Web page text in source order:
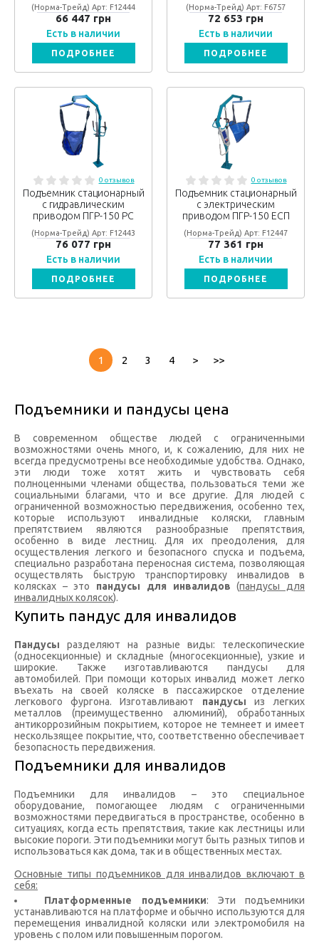
(Норма-Трейд) Арт: F12444
66 447 грн
Есть в наличии
ПОДРОБНЕЕ
(Норма-Трейд) Арт: F6757
72 653 грн
Есть в наличии
ПОДРОБНЕЕ
0 отзывов
Подъемник стационарный
с гидравлическим
приводом ПГР-150 РС
(Норма-Трейд) Арт: F12443
76 077 грн
Есть в наличии
ПОДРОБНЕЕ
0 отзывов
Подъемник стационарный
с электрическим
приводом ПГР-150 ЕСП
(Норма-Трейд) Арт: F12447
77 361 грн
Есть в наличии
ПОДРОБНЕЕ
1 2 3 4 > >>
Подъемники и пандусы цена
В современном обществе людей с ограниченными
возможностями очень много, и, к сожалению, для них не
всегда предусмотрены все необходимые удобства. Однако,
эти люди тоже хотят жить и чувствовать себя
полноценными членами общества, пользоваться теми же
социальными благами, что и все другие. Для людей с
ограниченной возможностью передвижения, особенно тех,
которые используют инвалидные коляски, главным
препятствием являются разнообразные препятствия,
особенно в виде лестниц. Для их преодоления, для
осуществления легкого и безопасного спуска и подъема,
специально разработана переносная система, позволяющая
осуществлять быструю транспортировку инвалидов в
колясках – это пандусы для инвалидов (пандусы для
инвалидных колясок).
Купить пандус для инвалидов
Пандусы разделяют на разные виды: телескопические
(односекционные) и складные (многосекционные), узкие и
широкие. Также изготавливаются пандусы для
автомобилей. При помощи которых инвалид может легко
въехать на своей коляске в пассажирское отделение
легкового фургона. Изготавливают пандусы из легких
металлов (преимущественно алюминий), обработанных
антикоррозийным покрытием, которое не темнеет и имеет
нескользящее покрытие, что, соответственно обеспечивает
безопасность передвижения.
Подъемники для инвалидов
Подъемники для инвалидов – это специальное
оборудование, помогающее людям с ограниченными
возможностями передвигаться в пространстве, особенно в
ситуациях, когда есть препятствия, такие как лестницы или
высокие пороги. Эти подъемники могут быть разных типов и
использоваться как дома, так и в общественных местах.
Основные типы подъемников для инвалидов включают в
себя:
Платформенные подъемники: Эти подъемники
устанавливаются на платформе и обычно используются для
перемещения инвалидной коляски или электромобиля на
уровень с полом или повышенным порогом.